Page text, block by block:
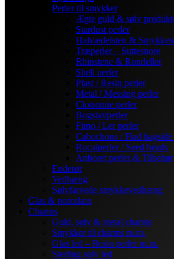
Perler til smykker
Ægte guld & sølv
Stardust perler
Halvædelsten &
Træperler – Suttesnore
Rhinstene & Rondeller
Shell perler
Plast / Resin perler
Metal / Messing perler
Cloisonne perler
Bogstavperler
Fimo / Ler perler
Cabochons / Flad
Rocaiperler / Seed beads
Anboret perler & Tilbehør
Enderør
Vedhæng
Sølvfarvede smykkevedhæng
Glas & porcelæn
Charms
Guld, sølv & metal charms
Smykker til charms m.m.
Glas led – Resin perler m.m.
Sterling sølv led